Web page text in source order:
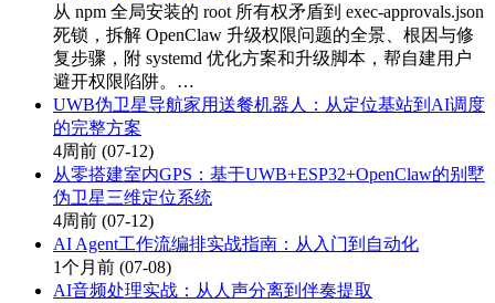
从 npm 全局安装的 root 所有权矛盾到 exec-approvals.json
死锁，拆解 OpenClaw 升级权限问题的全景、根因与修
复步骤，附 systemd 优化方案和升级脚本，帮自建用户
避开权限陷阱。…
UWB伪卫星导航家用送餐机器人：从定位基站到AI调度
的完整方案
4周前 (07-12)
从零搭建室内GPS：基于UWB+ESP32+OpenClaw的别墅
伪卫星三维定位系统
4周前 (07-12)
AI Agent工作流编排实战指南：从入门到自动化
1个月前 (07-08)
AI音频处理实战：从人声分离到伴奏提取